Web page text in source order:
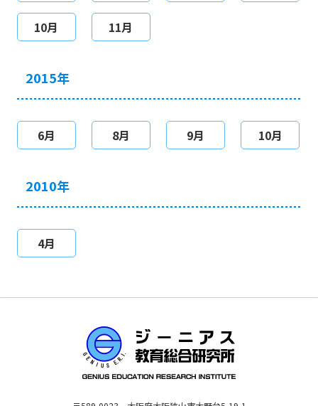
10月 11月
2015年
6月 8月 9月 10月
2010年
4月